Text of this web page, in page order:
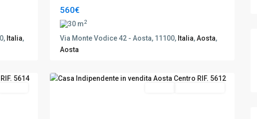
Italia,
560€
30 m2
Via Monte Vodice 42 - Aosta, 11100, Italia,Aosta,
Aosta
Aosta